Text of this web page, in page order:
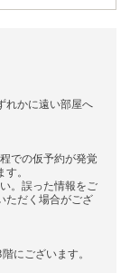
れかに遠い部屋へ
での仮予約が発覚
。
。誤った情報をご
ただく場合がござ
にございます。